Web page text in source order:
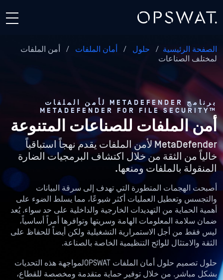
الصفحة الرئيسية / حلول / أمان الملفات /
أمن الملفات
لمختلف الصناعات
برنامج METADEFENDER لأمن الملفات
™METADEFENDER FOR FILE SECURITY
أمن الملفات للصناعات المتنوعة
MetaDefender لأمن الملفات يقدم نهجاً استباقياً
خالياً من الثقة من خلال اكتشاف البرمجيات الضارة
المنقولة بالملفات ومنعها.
أصبحت الهجمات المتطورة التي تهدف إلى سرقة البيانات
والتجسس وتعطيل العمليات أكثر شيوعًا، مما يسلط الضوء على
أهمية الحماية من التهديدات الخارجية والداخلية على حد سواء. يُعد
ضمان سلامة المعلومات الهامة وسريتها وتوافرها أمراً أساسياً،
ليس فقط من أجل الاستمرارية التشغيلية ولكن أيضاً للحفاظ على
الثقة والامتثال للوائح التنظيمية الخاصة بالصناعة.
حلول تصميم حلول أمان الملفات OPSWATلمواجهة هذه التحديات
بشكل مباشر. من خلال توفير حماية متقدمة ومخصصة للقطاع،